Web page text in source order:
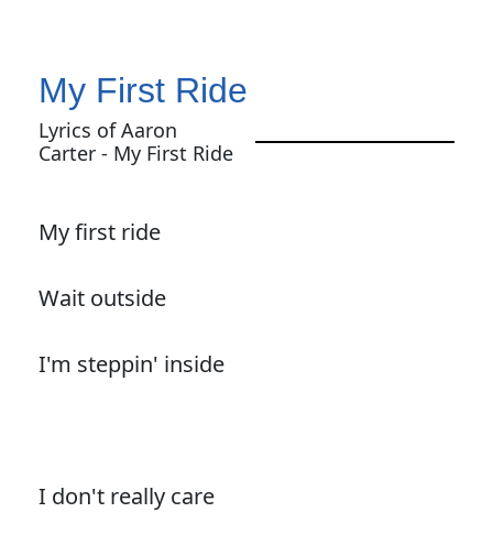
My First Ride
Lyrics of Aaron
Carter - My First Ride
My first ride
Wait outside
I'm steppin' inside
I don't really care